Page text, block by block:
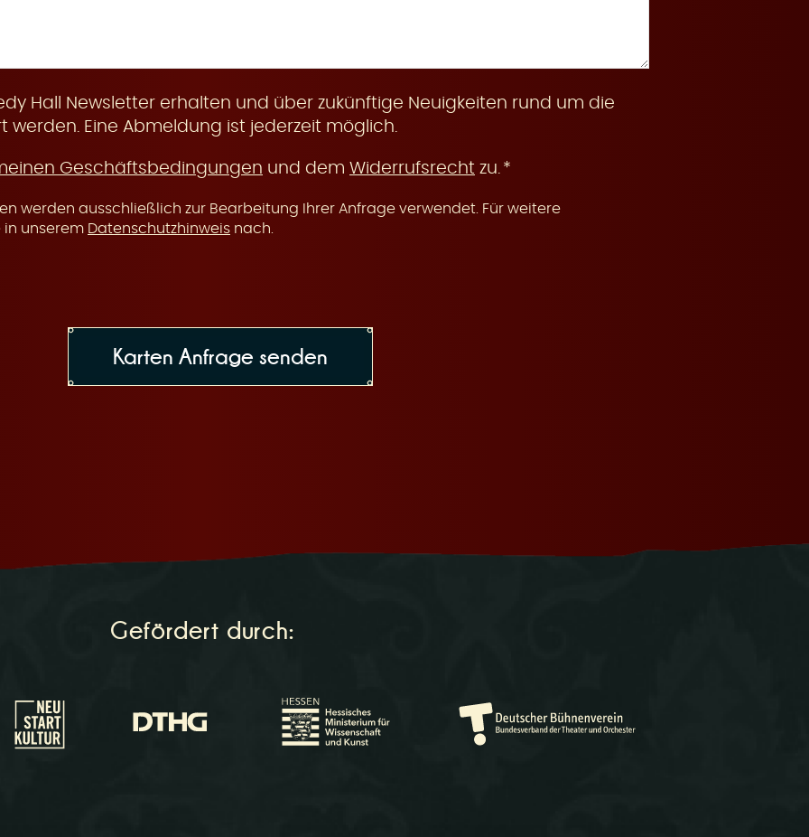
Hall Newsletter erhalten und über zukünftige Neuigkeiten rund um die
werden. Eine Abmeldung ist jederzeit möglich.
Geschäftsbedingungen und dem Widerrufsrecht zu.
werden ausschließlich zur Bearbeitung Ihrer Anfrage verwendet. Für weitere
in unserem Datenschutzhinweis nach.
Gefördert durch: